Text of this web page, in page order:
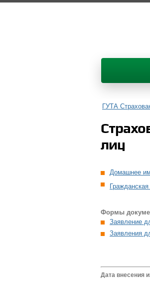
ГУТА
лиц
Домашнее
Формы
Заявление
Заявления
Дата внесения